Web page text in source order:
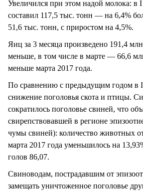
Увеличился при этом надой молока: в I
составил 117,5 тыс. тонн — на 6,4%
51,6 тыс. тонн, с приростом на 4,5%.
Яиц за 3 месяца произведено 191,4
меньше, в том числе в марте — 66,6
меньше марта 2017 года.
По сравнению с предыдущим годом в I
снижение поголовья скота и птицы.
сократилось поголовье свиней, что
свирепствовавшей в регионе
чумы свиней): количество животных
марта 2017 года уменьшилось на
голов 86,07.
Свиноводам, пострадавшим от
замещать уничтоженное поголовье